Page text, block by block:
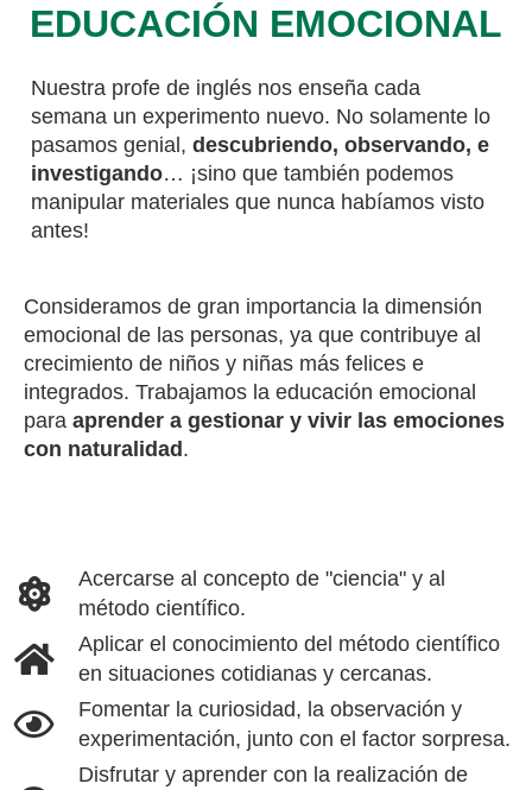
EDUCACIÓN EMOCIONAL
Nuestra profe de inglés nos enseña cada
semana un experimento nuevo. No solamente lo
pasamos genial, descubriendo, observando, e
investigando… ¡sino que también podemos
manipular materiales que nunca habíamos visto
antes!
Consideramos de gran importancia la dimensión
emocional de las personas, ya que contribuye al
crecimiento de niños y niñas más felices e
integrados. Trabajamos la educación emocional
para aprender a gestionar y vivir las emociones
con naturalidad.
Acercarse al concepto de "ciencia" y al
método científico.
Aplicar el conocimiento del método científico
en situaciones cotidianas y cercanas.
Fomentar la curiosidad, la observación y
experimentación, junto con el factor sorpresa.
Disfrutar y aprender con la realización de